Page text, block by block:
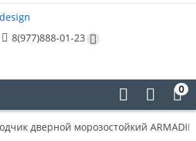
8(977)888-01-23
0
дверной морозостойкий